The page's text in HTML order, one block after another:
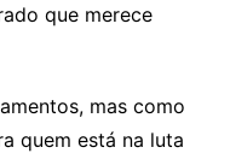
que merece
mas como
quem está na luta